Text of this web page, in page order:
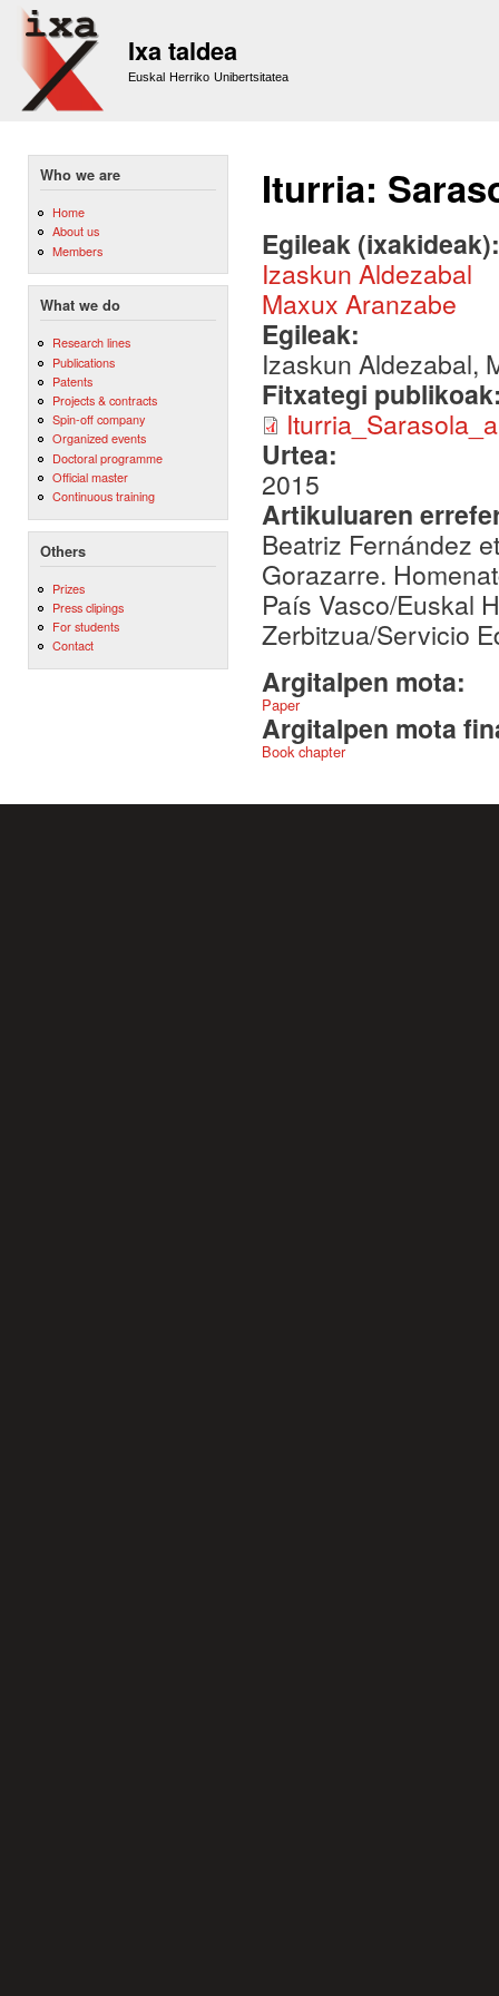
Ixa taldea
Euskal Herriko Unibertsitatea
Who we are
Home
About us
Members
What we do
Research lines
Publications
Patents
Projects & contracts
Spin-off company
Organized events
Doctoral programme
Official master
Continuous training
Others
Prizes
Press clipings
For students
Contact
Iturria:
Egileak
Izaskun Aldezabal
Maxux Aranzabe
Egileak:
Izaskun Aldezabal,
Fitxategi
Urtea:
2015
Artikuluaren
Beatriz Fernández
Gorazarre.
País Vasco/Euskal
Zerbitzua/Servicio
Argitalpen mota:
Paper
Argitalpen mota
Book chapter